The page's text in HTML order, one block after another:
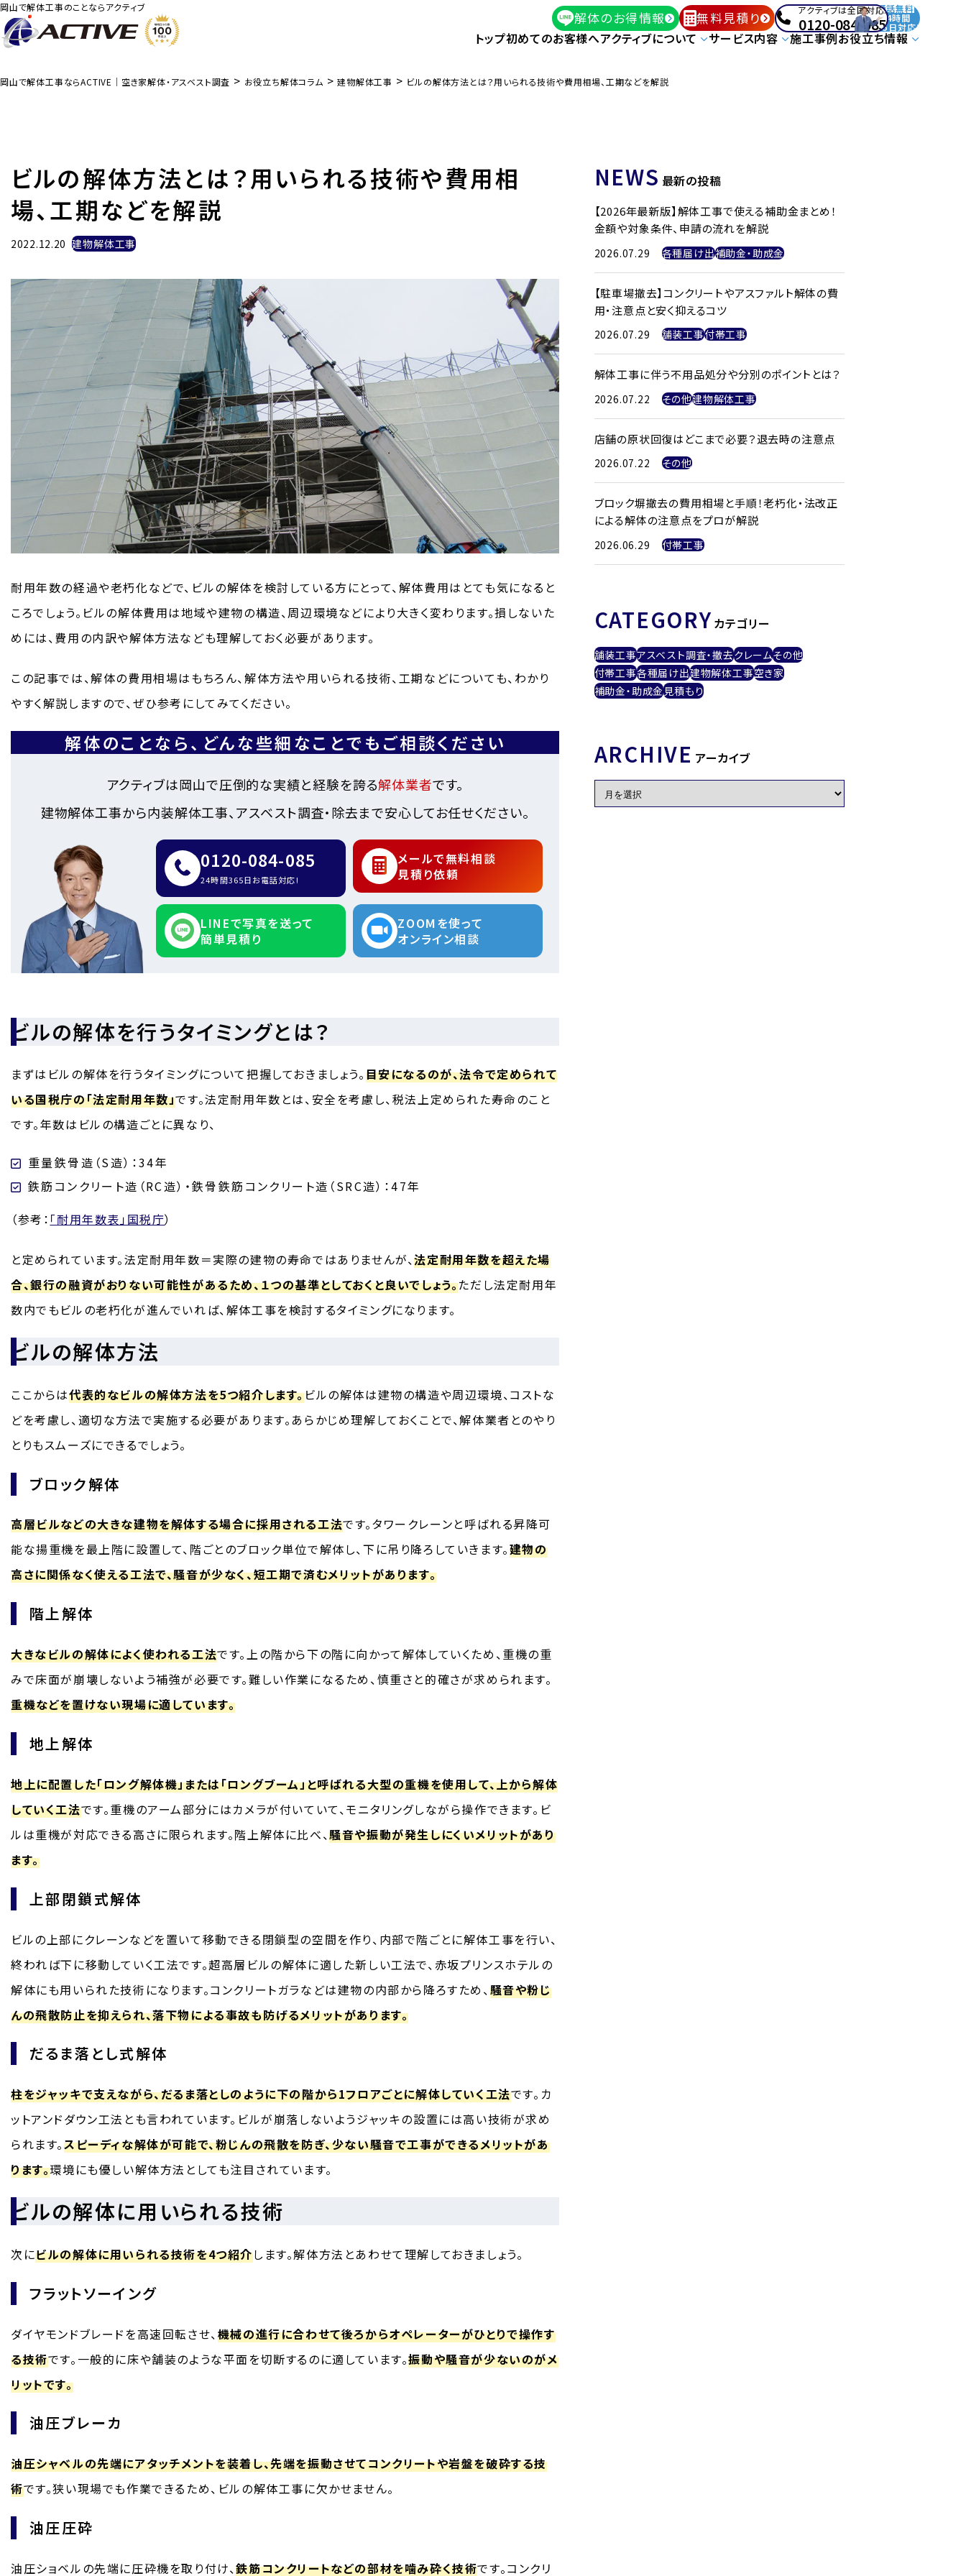
岡山で解体工事のことならアクティブ
解体のお得情報 無料見積り アクティブは全国対応!
0120-084-085
通話無料
24時間
365日対応!
トップ初めてのお客様へアクティブについて サービス内容 施工事例お役立ち情報
岡山で解体工事ならACTIVE｜空き家解体・アスベスト調査 > お役立ち解体コラム >建物解体工事 > ビルの解体方法とは？用いられる技術や費用相場、工期などを解説
ビルの解体方法とは？用いられる技術や費用相
場、工期などを解説
2022.12.20 建物解体工事
耐用年数の経過や老朽化などで、ビルの解体を検討している方にとって、解体費用はとても気になると
ころでしょう。ビルの解体費用は地域や建物の構造、周辺環境などにより大きく変わります。損しないた
めには、費用の内訳や解体方法なども理解しておく必要があります。
この記事では、解体の費用相場はもちろん、解体方法や用いられる技術、工期などについても、わかり
やすく解説しますので、ぜひ参考にしてみてください。
解体のことなら、 どんな些細なことでもご相談ください
アクティブは岡山で圧倒的な実績と経験を誇る解体業者です。
建物解体工事から内装解体工事、アスベスト調査・除去まで安心してお任せください。
0120-084-085
24時間365日お電話対応!
メールで無料相談
見積り依頼
LINEで写真を送って
簡単見積り
ZOOMを使って
オンライン相談
ビルの解体を行うタイミングとは？
まずはビルの解体を行うタイミングについて把握しておきましょう。目安になるのが、法令で定められて
いる国税庁の「法定耐用年数」です。法定耐用年数とは、安全を考慮し、税法上定められた寿命のこと
です。年数はビルの構造ごとに異なり、
重量鉄骨造（S造）：34年
鉄筋コンクリート造（RC造）・鉄骨鉄筋コンクリート造（SRC造）：47年
（参考： 「耐用年数表」国税庁）
と定められています。法定耐用年数＝実際の建物の寿命ではありませんが、法定耐用年数を超えた場
合、銀行の融資がおりない可能性があるため、１つの基準としておくと良いでしょう。ただし法定耐用年
数内でもビルの老朽化が進んでいれば、解体工事を検討するタイミングになります。
ビルの解体方法
ここからは代表的なビルの解体方法を5つ紹介します。ビルの解体は建物の構造や周辺環境、コストな
どを考慮し、適切な方法で実施する必要があります。あらかじめ理解しておくことで、解体業者とのやり
とりもスムーズにできるでしょう。
ブロック解体
高層ビルなどの大きな建物を解体する場合に採用される工法です。タワークレーンと呼ばれる昇降可
能な揚重機を最上階に設置して、階ごとのブロック単位で解体し、下に吊り降ろしていきます。建物の
高さに関係なく使える工法で、騒音が少なく、短工期で済むメリットがあります。
階上解体
大きなビルの解体によく使われる工法です。上の階から下の階に向かって解体していくため、重機の重
みで床面が崩壊しないよう補強が必要です。難しい作業になるため、慎重さと的確さが求められます。
重機などを置けない現場に適しています。
地上解体
地上に配置した「ロング解体機」または「ロングブーム」と呼ばれる大型の重機を使用して、上から解体
していく工法です。重機のアーム部分にはカメラが付いていて、モニタリングしながら操作できます。ビ
ルは重機が対応できる高さに限られます。階上解体に比べ、騒音や振動が発生しにくいメリットがあり
ます。
上部閉鎖式解体
ビルの上部にクレーンなどを置いて移動できる閉鎖型の空間を作り、内部で階ごとに解体工事を行い、
終われば下に移動していく工法です。超高層ビルの解体に適した新しい工法で、赤坂プリンスホテルの
解体にも用いられた技術になります。コンクリートガラなどは建物の内部から降ろすため、 騒音や粉じ
んの飛散防止を抑えられ、落下物による事故も防げるメリットがあります。
だるま落とし式解体
柱をジャッキで支えながら、だるま落としのように下の階から1フロアごとに解体していく工法です。カ
ットアンドダウン工法とも言われています。ビルが崩落しないようジャッキの設置には高い技術が求め
られます。スピーディな解体が可能で、粉じんの飛散を防ぎ、少ない騒音で工事ができるメリットがあ
ります。環境にも優しい解体方法としても注目されています。
ビルの解体に用いられる技術
次にビルの解体に用いられる技術を4つ紹介します。解体方法とあわせて理解しておきましょう。
フラットソーイング
ダイヤモンドブレードを高速回転させ、 機械の進行に合わせて後ろからオペレーターがひとりで操作す
る技術です。一般的に床や舗装のような平面を切断するのに適しています。振動や騒音が少ないのがメ
リットです。
油圧ブレーカ
油圧シャベルの先端にアタッチメントを装着し、先端を振動させてコンクリートや岩盤を破砕する技
術です。狭い現場でも作業できるため、ビルの解体工事に欠かせません。
油圧圧砕
油圧ショベルの先端に圧砕機を取り付け、鉄筋コンクリートなどの部材を噛み砕く技術です。コンクリ
NEWS 最新の投稿
【2026年最新版】解体工事で使える補助金まとめ！
金額や対象条件、申請の流れを解説
2026.07.29 各種届け出補助金・助成金
【駐車場撤去】コンクリートやアスファルト解体の費
用・注意点と安く抑えるコツ
2026.07.29 舗装工事付帯工事
解体工事に伴う不用品処分や分別のポイントとは？
2026.07.22 その他建物解体工事
店舗の原状回復はどこまで必要？退去時の注意点
2026.07.22 その他
ブロック塀撤去の費用相場と手順！老朽化・法改正
による解体の注意点をプロが解説
2026.06.29 付帯工事
CATEGORYカテゴリー
舗装工事アスベスト調査・撤去クレームその他
付帯工事各種届け出建物解体工事空き家
補助金・助成金見積もり
ARCHIVE アーカイブ